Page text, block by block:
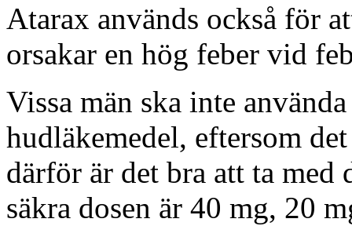
Atarax används också för
orsakar en hög feber vid
Vissa män ska inte
hudläkemedel, eftersom
därför är det bra att ta med
säkra dosen är 40 mg, 20